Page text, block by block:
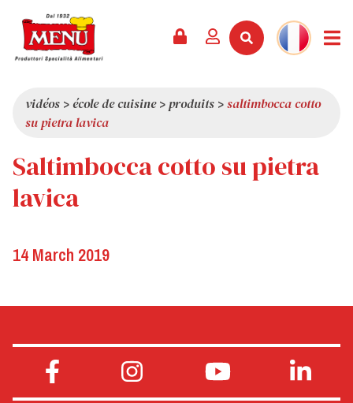
CATALOGUE
SERVICES
DERNIÈRES NOUVEAUTÉS
PRIX
REVUE DE PRESSE
QUI SOMMES-NOUS
QUALITÉ
VALEURS
CURIOSITÉS
vidéos >école de cuisine>produits >saltimbocca cotto
su pietra lavica
Saltimbocca cotto su pietra
lavica
14 March 2019